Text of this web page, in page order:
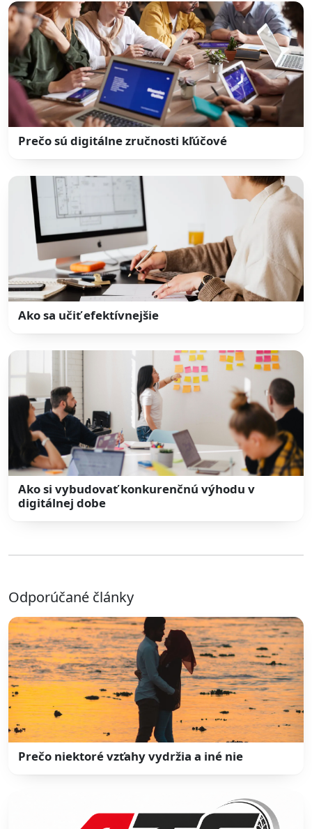
Prečo sú digitálne zručnosti kľúčové
Ako sa učiť efektívnejšie
Ako si vybudovať konkurenčnú výhodu v
digitálnej dobe
Odporúčané články
Prečo niektoré vzťahy vydržia a iné nie